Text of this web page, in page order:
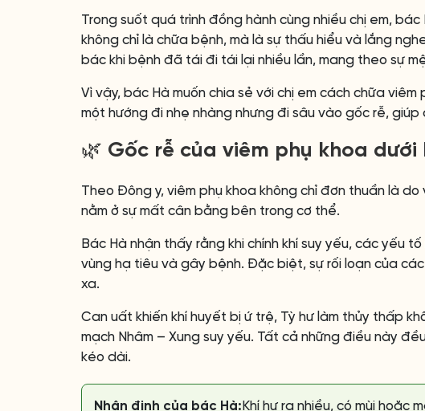
Trong suốt quá trình đồng hành cùng nhiều chị em,
không chỉ là chữa bệnh, mà là sự thấu hiểu và lắng
bác khi bệnh đã tái đi tái lại nhiều lần, mang theo sự
Vì vậy, bác Hà muốn chia sẻ với chị em cách chữa
một hướng đi nhẹ nhàng nhưng đi sâu vào gốc rễ,
🌿 Gốc rễ của viêm phụ khoa
Theo Đông y, viêm phụ khoa không chỉ đơn thuần là
nằm ở sự mất cân bằng bên trong cơ thể.
Bác Hà nhận thấy rằng khi chính khí suy yếu, các yếu
vùng hạ tiêu và gây bệnh. Đặc biệt, sự rối loạn của
xa.
Can uất khiến khí huyết bị ứ trệ, Tỳ hư làm thủy thấp
mạch Nhâm – Xung suy yếu. Tất cả những điều này
kéo dài.
Nhận định của bác Hà: Khí hư ra nhiều, có mùi hoặc